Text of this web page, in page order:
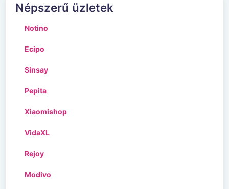
Népszerű üzletek
Notino
Ecipo
Sinsay
Pepita
Xiaomishop
VidaXL
Rejoy
Modivo